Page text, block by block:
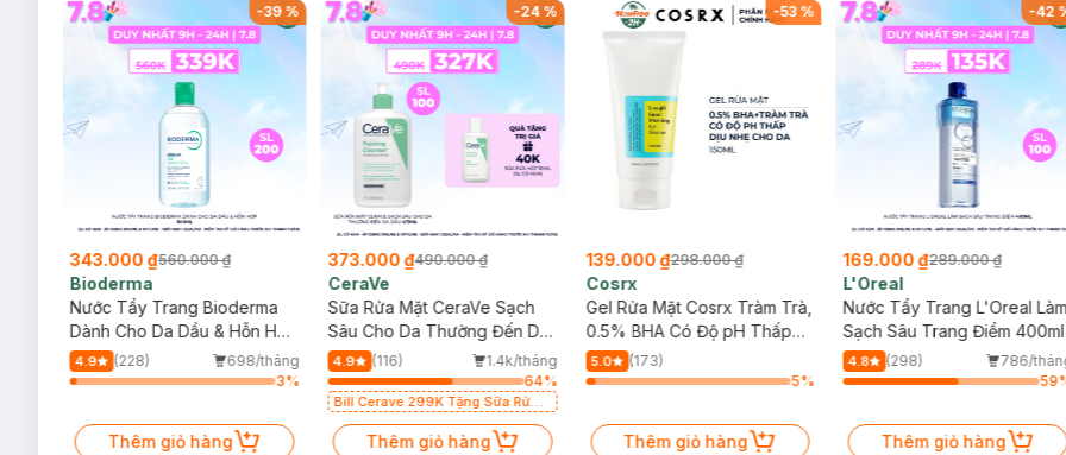
-39%
343.000 ₫560.000 ₫
Bioderma
Nước Tẩy Trang Bioderma
Dành Cho Da Dầu & Hỗn Hợp
500ml
4.9 (228)
698/tháng
3%
Thêm giỏ hàng
-24%
373.000 ₫490.000 ₫
CeraVe
Sữa Rửa Mặt CeraVe Sạch
Sâu Cho Da Thường Đến Da
Dầu 473ml
4.9 (116)
1.4k/tháng
64%
Bill Cerave 299K Tặng Sữa Rửa
Mặt Cerave 30ml (SL có hạn)
Thêm giỏ hàng
-53%
139.000 ₫298.000 ₫
Cosrx
Gel Rửa Mặt Cosrx Tràm Trà,
0.5% BHA Có Độ pH Thấp
150ml
5.0
(173)
5%
Thêm giỏ hàng
-42
169.000 ₫289.000 ₫
L'Oreal
Nước Tẩy Trang L'Oreal
Sạch Sâu Trang Điểm 400ml
4.8 (298)
786/
59
Thêm giỏ hàng